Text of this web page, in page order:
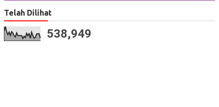
Telah Dilihat
538,949